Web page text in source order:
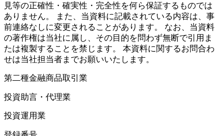
見等の正確性・確実性・完全性を何ら保証するものでは
ありません。 また、当資料に記載されている内容は、事
前連絡なしに変更されることがあります。 なお、当資料
の著作権は当社に属し、その目的を問わず無断で引用ま
たは複製することを禁じます。 本資料に関するお問合わ
せは当社担当者までお願いいたします。
第二種金融商品取引業
投資助言・代理業
投資運用業